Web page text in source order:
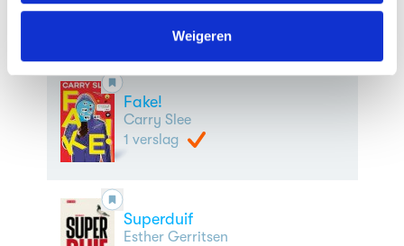
We werken samen met63 derdendie uw gegevens
kunnen ontvangen en verwerken.
Weigeren
Fake!
Carry Slee
1 verslag
Superduif
Esther Gerritsen